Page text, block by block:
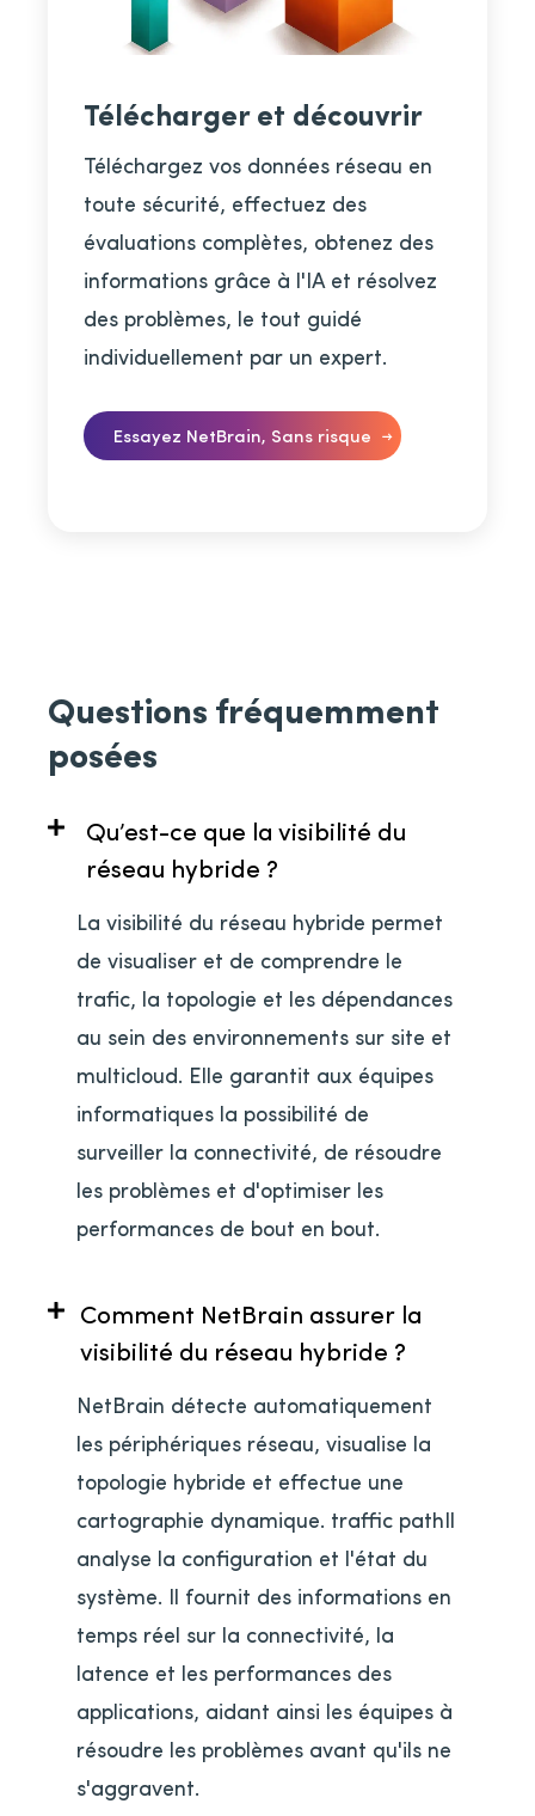
Télécharger et découvrir
Téléchargez vos données réseau en
toute sécurité, effectuez des
évaluations complètes, obtenez des
informations grâce à l'IA et résolvez
des problèmes, le tout guidé
individuellement par un expert.
Essayez NetBrain, Sans risque
Questions fréquemment
posées
Qu’est-ce que la visibilité du
réseau hybride ?
La visibilité du réseau hybride permet
de visualiser et de comprendre le
trafic, la topologie et les dépendances
au sein des environnements sur site et
multicloud. Elle garantit aux équipes
informatiques la possibilité de
surveiller la connectivité, de résoudre
les problèmes et d'optimiser les
performances de bout en bout.
Comment NetBrain assurer la
visibilité du réseau hybride ?
NetBrain détecte automatiquement
les périphériques réseau, visualise la
topologie hybride et effectue une
cartographie dynamique. traffic pathIl
analyse la configuration et l'état du
système. Il fournit des informations en
temps réel sur la connectivité, la
latence et les performances des
applications, aidant ainsi les équipes à
résoudre les problèmes avant qu'ils ne
s'aggravent.